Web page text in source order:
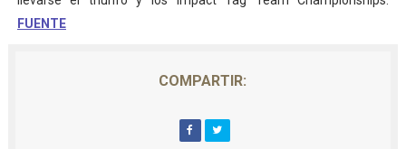
FUENTE
COMPARTIR: